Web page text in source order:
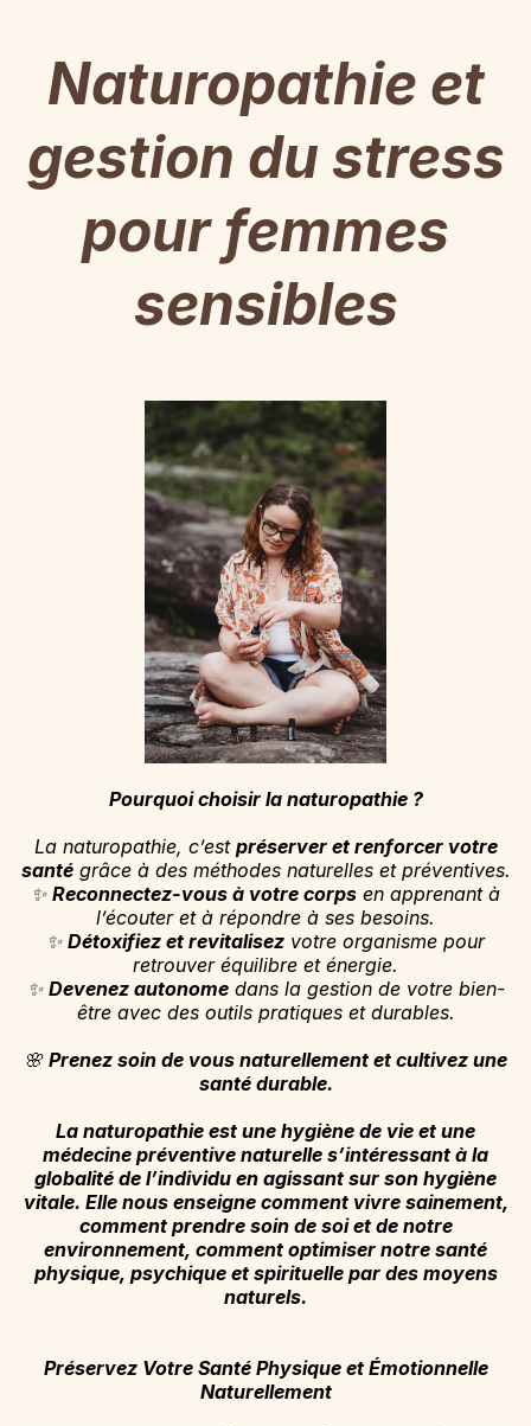
Naturopathie et
gestion du stress
pour femmes
sensibles
Pourquoi choisir la naturopathie ?
La naturopathie, c’est préserver et renforcer votre
santégrâce à des méthodes naturelles et préventives.
✨ Reconnectez-vous à votre corps en apprenant à
l’écouter et à répondre à ses besoins.
✨ Détoxifiez et revitalisez votre organisme pour
retrouver équilibre et énergie.
✨ Devenez autonomedans la gestion de votre bien-
être avec des outils pratiques et durables.
🌸 Prenez soin de vous naturellement et cultivez une
santé durable.
La naturopathie est une hygiène de vie et une
médecine préventive naturelle s’intéressant à la
globalité de l’individu en agissant sur son hygiène
vitale. Elle nous enseigne comment vivre sainement,
comment prendre soin de soi et de notre
environnement, comment optimiser notre santé
physique, psychique et spirituelle par des moyens
naturels.
Préservez Votre Santé Physique et Émotionnelle
Naturellement